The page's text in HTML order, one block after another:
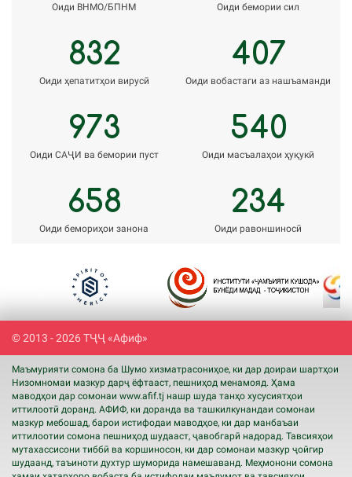
Оиди ВНМО/БПНМ Оиди бемории сил
832
Оиди ҳепатитҳои вирусӣ
407
Оиди вобастаги аз нашъаманди
973
Оиди САҶИ ва бемории пуст
540
Оиди масъалаҳои ҳуқукӣ
658
Оиди бемориҳои занона
234
Оиди равоншиносӣ
Next
© 2013 - 2026 ТҶҶ «Афиф»
Маъмурияти сомона ба Шумо хизматрасониҳое, ки дар доираи шартҳои
Низомномаи мазкур дарҷ ёфтааст, пешниҳод менамояд. Ҳама
маводҳои дар сомонаи www.afif.tj нашр шуда танҳо хусусиятҳои
иттилоотӣ доранд. АФИФ, ки доранда ва ташкилкунандаи сомонаи
мазкур мебошад, барои истифодаи маводҳое, ки дар манбаъаи
иттилоотии сомона пешниҳод шудааст, ҷавобгарӣ надорад. Тавсияҳои
мутахассисони тиббӣ ва коршиносон, ки дар сомонаи мазкур ҷойгир
шудаанд, таъиноти духтур шуморида намешаванд. Меҳмонони сомона